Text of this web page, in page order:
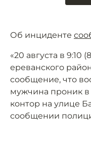
Об инциденте
«20 августа в 9:10
ереванского
сообщение, что
мужчина проник в
контор на улице
сообщении